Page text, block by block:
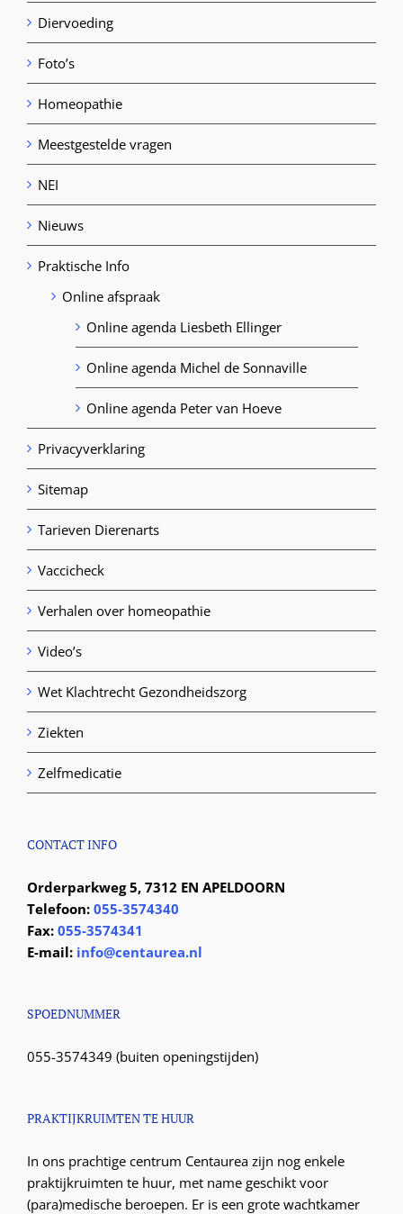
Diervoeding
Foto’s
Homeopathie
Meestgestelde vragen
NEI
Nieuws
Praktische Info
Online afspraak
Online agenda Liesbeth Ellinger
Online agenda Michel de Sonnaville
Online agenda Peter van Hoeve
Privacyverklaring
Sitemap
Tarieven Dierenarts
Vaccicheck
Verhalen over homeopathie
Video’s
Wet Klachtrecht Gezondheidszorg
Ziekten
Zelfmedicatie
CONTACT INFO
Orderparkweg 5, 7312 EN APELDOORN
Telefoon: 055-3574340
Fax: 055-3574341
E-mail: info@centaurea.nl
SPOEDNUMMER
055-3574349 (buiten openingstijden)
PRAKTIJKRUIMTEN TE HUUR
In ons prachtige centrum Centaurea zijn nog enkele
praktijkruimten te huur, met name geschikt voor
(para)medische beroepen. Er is een grote wachtkamer